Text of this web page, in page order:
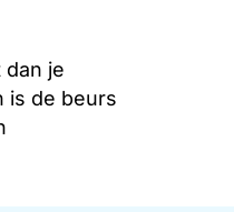
dan je
is de beurs